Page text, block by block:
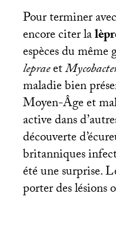
Pour terminer
encore citer la
espèces du même
lepraeet
maladie bien
Moyen-Âge et
active dans
découverte
britanniques
été une surprise.
porter des lésions